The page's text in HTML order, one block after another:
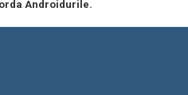
Androidurile.